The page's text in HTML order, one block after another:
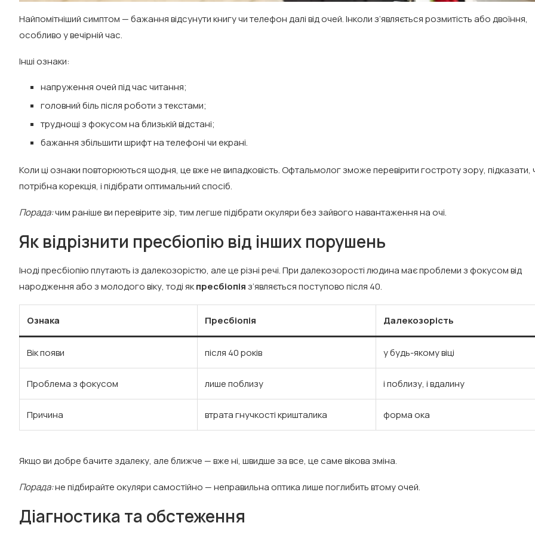
Найпомітніший симптом — бажання відсунути книгу чи телефон далі від очей. Інколи з’являється розмитість або двоїння,
особливо у вечірній час.
Інші ознаки:
напруження очей під час читання;
головний біль після роботи з текстами;
труднощі з фокусом на близькій відстані;
бажання збільшити шрифт на телефоні чи екрані.
Коли ці ознаки повторюються щодня, це вже не випадковість. Офтальмолог зможе перевірити гостроту зору, підказати,
потрібна корекція, і підібрати оптимальний спосіб.
Порада:чим раніше ви перевірите зір, тим легше підібрати окуляри без зайвого навантаження на очі.
Як відрізнити пресбіопію від інших порушень
Іноді пресбіопію плутають із далекозорістю, але це різні речі. При далекозорості людина має проблеми з фокусом від
народження або з молодого віку, тоді якпресбіопіяз’являється поступово після 40.
Ознака Пресбіопія Далекозорість
Вік появи після 40 років у будь-якому віці
Проблема з фокусом лише поблизу і поблизу, і вдалину
Причина втрата гнучкості кришталика форма ока
Якщо ви добре бачите здалеку, але ближче — вже ні, швидше за все, це саме вікова зміна.
Порада:не підбирайте окуляри самостійно — неправильна оптика лише поглибить втому очей.
Діагностика та обстеження